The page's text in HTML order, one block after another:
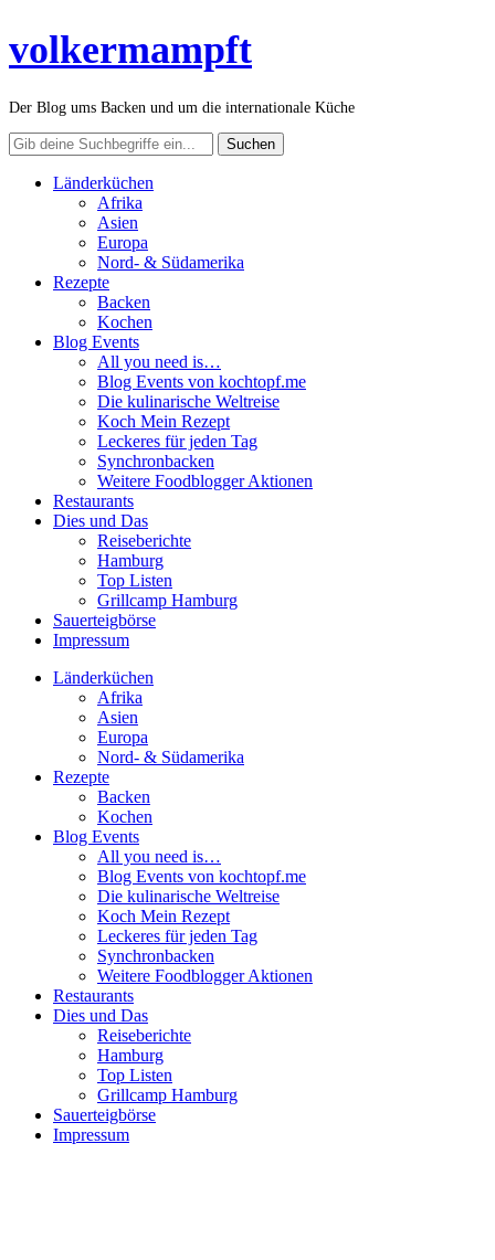
volkermampft
Der Blog ums Backen und um die internationale Küche
Länderküchen
Afrika
Asien
Europa
Nord- & Südamerika
Rezepte
Backen
Kochen
Blog Events
All you need is…
Blog Events von kochtopf.me
Die kulinarische Weltreise
Koch Mein Rezept
Leckeres für jeden Tag
Synchronbacken
Weitere Foodblogger Aktionen
Restaurants
Dies und Das
Reiseberichte
Hamburg
Top Listen
Grillcamp Hamburg
Sauerteigbörse
Impressum
Länderküchen
Afrika
Asien
Europa
Nord- & Südamerika
Rezepte
Backen
Kochen
Blog Events
All you need is…
Blog Events von kochtopf.me
Die kulinarische Weltreise
Koch Mein Rezept
Leckeres für jeden Tag
Synchronbacken
Weitere Foodblogger Aktionen
Restaurants
Dies und Das
Reiseberichte
Hamburg
Top Listen
Grillcamp Hamburg
Sauerteigbörse
Impressum